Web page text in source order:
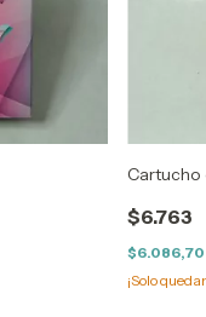
Cartucho
$6.763
$6.086,70
¡Solo